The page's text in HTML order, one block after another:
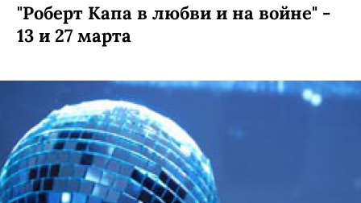
"Роберт Капа в любви и на войне" -
13 и 27 марта